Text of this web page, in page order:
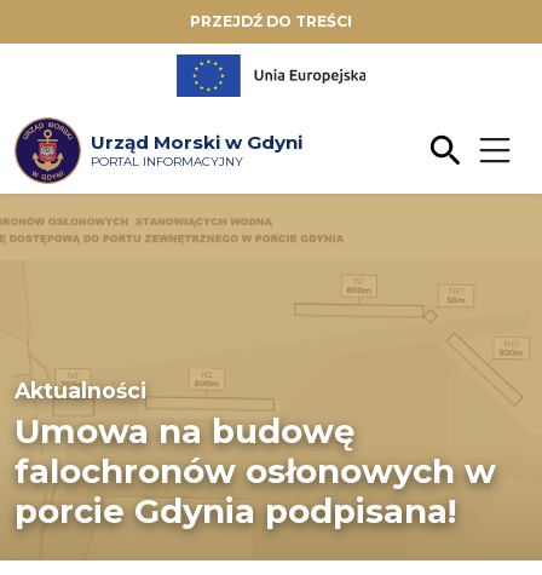
PRZEJDŹ DO TREŚCI
Urząd Morski w Gdyni
PORTAL INFORMACYJNY
Aktualności
Umowa na budowę
falochronów osłonowych w
porcie Gdynia podpisana!